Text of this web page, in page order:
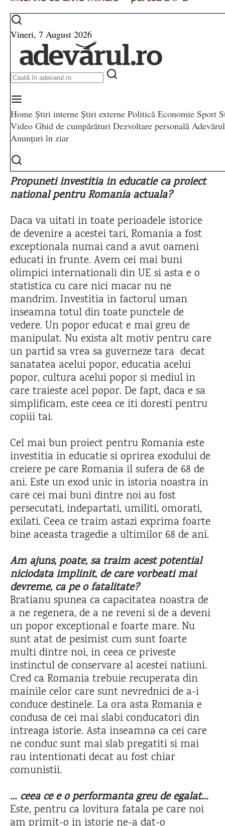
Propuneti investitia in educatie ca proiect
national pentru Romania actuala?
Daca va uitati in toate perioadele istorice
de devenire a acestei tari, Romania a fost
exceptionala numai cand a avut oameni
educati in frunte. Avem cei mai buni
olimpici internationali din UE si asta e o
statistica cu care nici macar nu ne
mandrim. Investitia in factorul uman
inseamna totul din toate punctele de
vedere. Un popor educat e mai greu de
manipulat. Nu exista alt motiv pentru care
un partid sa vrea sa guverneze tara decat
sanatatea acelui popor, educatia acelui
popor, cultura acelui popor si mediul in
care traieste acel popor. De fapt, daca e sa
simplificam, este ceea ce iti doresti pentru
copiii tai.
Cel mai bun proiect pentru Romania este
investitia in educatie si oprirea exodului de
creiere pe care Romania il sufera de 68 de
ani. Este un exod unic in istoria noastra in
care cei mai buni dintre noi au fost
persecutati, indepartati, umiliti, omorati,
exilati. Ceea ce traim astazi exprima foarte
bine aceasta tragedie a ultimilor 68 de ani.
Am ajuns, poate, sa traim acest potential
niciodata implinit, de care vorbeati mai
devreme, ca pe o fatalitate?
Bratianu spunea ca capacitatea noastra de
a ne regenera, de a ne reveni si de a deveni
un popor exceptional e foarte mare. Nu
sunt atat de pesimist cum sunt foarte
multi dintre noi, in ceea ce priveste
instinctul de conservare al acestei natiuni.
Cred ca Romania trebuie recuperata din
mainile celor care sunt nevrednici de a-i
conduce destinele. La ora asta Romania e
condusa de cei mai slabi conducatori din
intreaga istorie. Asta inseamna ca cei care
ne conduc sunt mai slab pregatiti si mai
rau intentionati decat au fost chiar
comunistii.
… ceea ce e o performanta greu de egalat…
Este, pentru ca lovitura fatala pe care noi